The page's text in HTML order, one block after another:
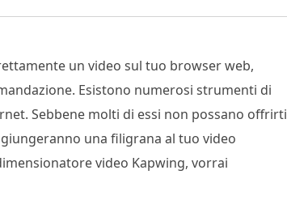
un video sul tuo browser web,
Esistono numerosi strumenti di
Sebbene molti di essi non possano offrirti
una filigrana al tuo video
video Kapwing, vorrai